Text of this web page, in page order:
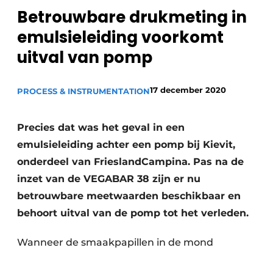
Privacy / Cookie statement
Vacature aanmelden
Vacatures
Betrouwbare drukmeting in
emulsieleiding voorkomt
uitval van pomp
PROCESS & INSTRUMENTATION17 december 2020
Precies dat was het geval in een
emulsieleiding achter een pomp bij Kievit,
onderdeel van FrieslandCampina. Pas na de
inzet van de VEGABAR 38 zijn er nu
betrouwbare meetwaarden beschikbaar en
behoort uitval van de pomp tot het verleden.
Wanneer de smaakpapillen in de mond